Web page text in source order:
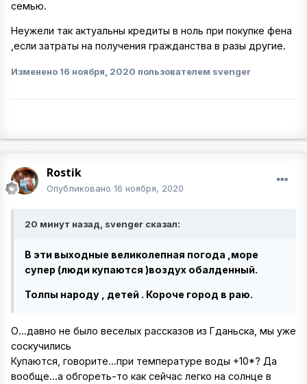
семью.
Неужели так актуальны кредиты в ноль при покупке фена
,если затраты на получения гражданства в разы другие.
Изменено 16 ноября, 2020 пользователем svenger
Rostik
Опубликовано 16 ноября, 2020
20 минут назад, svenger сказал:
В эти выходные великолепная погода ,море
супер (люди купаются )воздух обалденный.
Толпы народу , детей . Короче город в раю.
О...давно не было веселых рассказов из Гданьска, мы уже
соскучились
Купаются, говорите...при температуре воды +10*? Да
вообще...а обгореть-то как сейчас легко на солнце в